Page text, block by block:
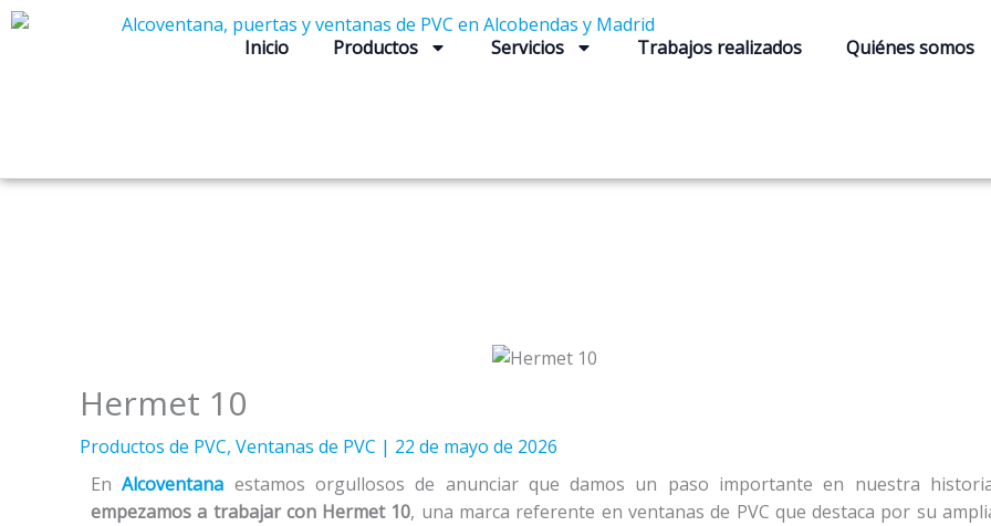
Ir
Inicio Productos Servicios Trabajos realizados Quiénes somos
Hermet 10
Productos de PVC, Ventanas de PVC | 22 de mayo de 2026
EnAlcoventana estamos orgullosos de anunciar que damos un paso importante en nuestra
empezamos a trabajar con Hermet 10, una marca referente en ventanas de PVC que destaca por su